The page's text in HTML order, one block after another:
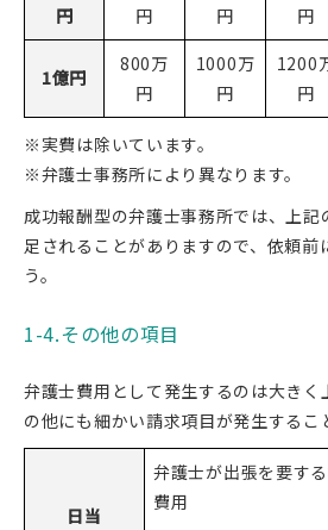
円
円
円
円
1億円
800万
円
1000万
円
1200
円
※実費は除いています。
※弁護士事務所により異なります。
成功報酬型の弁護士事務所では、上
足されることがありますので、依頼前
う。
1-4.その他の項目
弁護士費用として発生するのは大き
の他にも細かい請求項目が発生するこ
日当
弁護士が出張を要す
費用